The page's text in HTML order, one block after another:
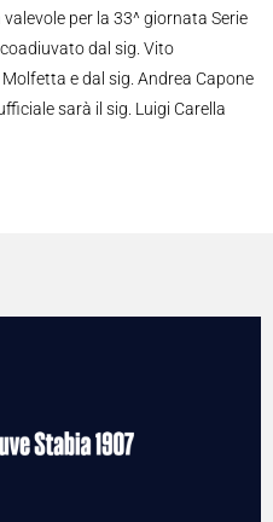
per la 33^ giornata Serie
dal sig. Vito
e dal sig. Andrea Capone
sarà il sig. Luigi Carella